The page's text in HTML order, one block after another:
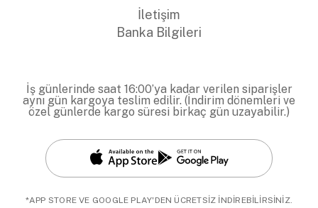
İletişim
Banka Bilgileri
İş günlerinde saat 16:00’ya kadar verilen siparişler
aynı gün kargoya teslim edilir. (İndirim dönemleri ve
özel günlerde kargo süresi birkaç gün uzayabilir.)
*APP STORE VE GOOGLE PLAY'DEN ÜCRETSİZ İNDİREBİLİRSİNİZ.